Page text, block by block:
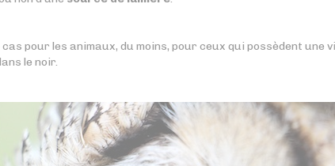
cas pour les animaux, du moins, pour ceux qui possèdent une
le noir.